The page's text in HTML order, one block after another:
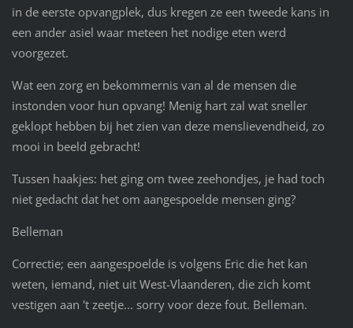
in de eerste opvangplek, dus kregen ze een tweede kans in
een ander asiel waar meteen het nodige eten werd
voorgezet.
Wat een zorg en bekommernis van al de mensen die
instonden voor hun opvang! Menig hart zal wat sneller
geklopt hebben bij het zien van deze menslievendheid, zo
mooi in beeld gebracht!
Tussen haakjes: het ging om twee zeehondjes, je had toch
niet gedacht dat het om aangespoelde mensen ging?
Belleman
Correctie; een aangespoelde is volgens Eric die het kan
weten, iemand, niet uit West-Vlaanderen, die zich komt
vestigen aan 't zeetje... sorry voor deze fout. Belleman.